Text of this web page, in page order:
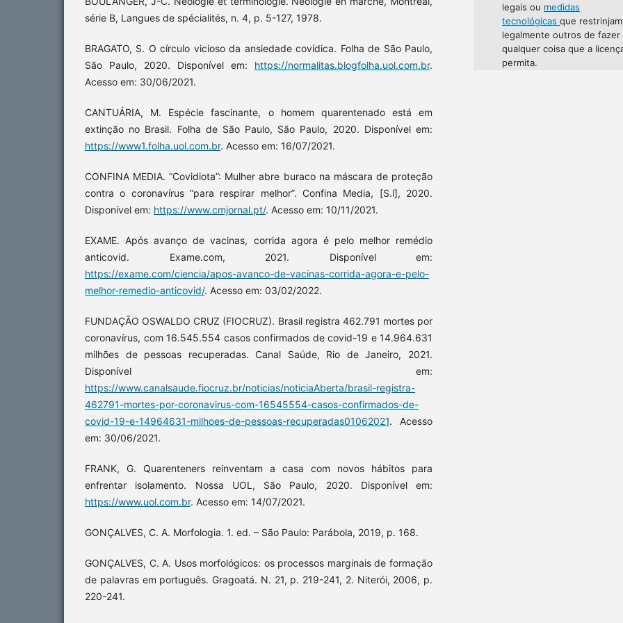
série B, Langues de spécialités, n. 4, p. 5-127, 1978.
BRAGATO, S. O círculo vicioso da ansiedade covídica. Folha de São Paulo,
São Paulo, 2020. Disponível em: https://normalitas.blogfolha.uol.com.br.
Acesso em: 30/06/2021.
CANTUÁRIA, M. Espécie fascinante, o homem quarentenado está em
extinção no Brasil. Folha de São Paulo, São Paulo, 2020. Disponível em:
https://www1.folha.uol.com.br. Acesso em: 16/07/2021.
CONFINA MEDIA. “Covidiota”: Mulher abre buraco na máscara de proteção
contra o coronavírus “para respirar melhor”. Confina Media, [S.l], 2020.
Disponível em: https://www.cmjornal.pt/. Acesso em: 10/11/2021.
EXAME. Após avanço de vacinas, corrida agora é pelo melhor remédio
anticovid. Exame.com, 2021. Disponível em:
https://exame.com/ciencia/apos-avanco-de-vacinas-corrida-agora-e-pelo-
melhor-remedio-anticovid/. Acesso em: 03/02/2022.
FUNDAÇÃO OSWALDO CRUZ (FIOCRUZ). Brasil registra 462.791 mortes por
coronavírus, com 16.545.554 casos confirmados de covid-19 e 14.964.631
milhões de pessoas recuperadas. Canal Saúde, Rio de Janeiro, 2021.
Disponível em:
https://www.canalsaude.fiocruz.br/noticias/noticiaAberta/brasil-registra-
462791-mortes-por-coronavirus-com-16545554-casos-confirmados-de-
covid-19-e-14964631-milhoes-de-pessoas-recuperadas01062021. Acesso
em: 30/06/2021.
FRANK, G. Quarenteners reinventam a casa com novos hábitos para
enfrentar isolamento. Nossa UOL, São Paulo, 2020. Disponível em:
https://www.uol.com.br. Acesso em: 14/07/2021.
GONÇALVES, C. A. Morfologia. 1. ed. – São Paulo: Parábola, 2019, p. 168.
GONÇALVES, C. A. Usos morfológicos: os processos marginais de formação
de palavras em português. Gragoatá. N. 21, p. 219-241, 2. Niterói, 2006, p.
220-241.
legais ou medidas
tecnológicas que restrinjam
legalmente outros de fazer
qualquer coisa que a
permita.